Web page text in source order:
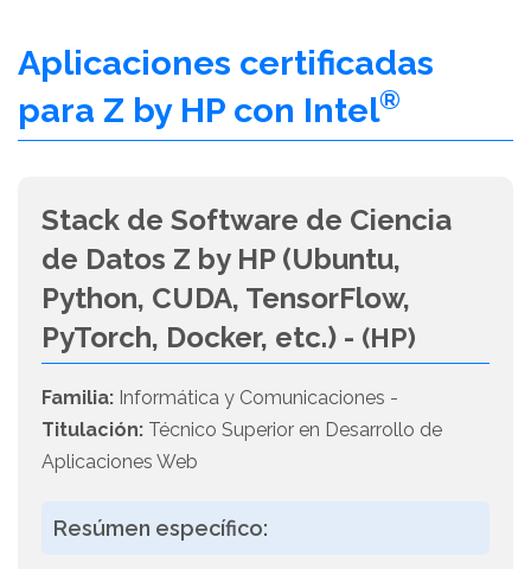
Aplicaciones certificadas
para Z by HP con Intel®
Stack de Software de Ciencia
de Datos Z by HP (Ubuntu,
Python, CUDA, TensorFlow,
PyTorch, Docker, etc.) - (HP)
Familia: Informática y Comunicaciones -
Titulación: Técnico Superior en Desarrollo de
Aplicaciones Web
Resúmen específico: